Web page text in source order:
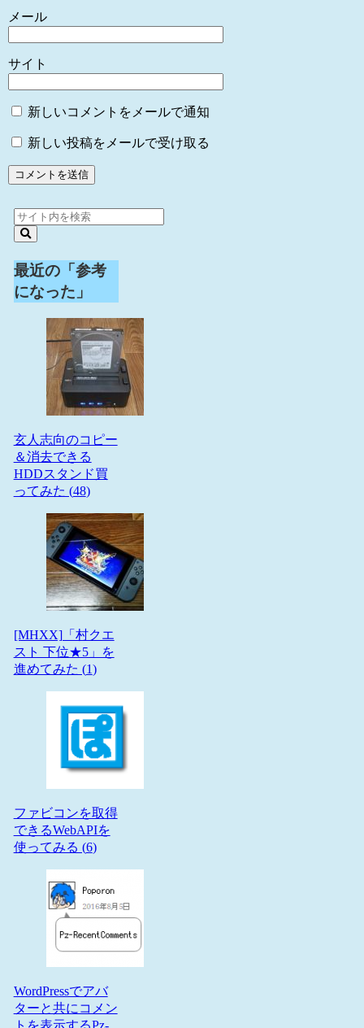
メール
サイト
新しいコメントをメールで通知
新しい投稿をメールで受け取る
最近の「参考
になった」
玄人志向のコピー
＆消去できる
HDDスタンド買
ってみた (48)
[MHXX]「村クエ
スト 下位★5」を
進めてみた (1)
ファビコンを取得
できるWebAPIを
使ってみる (6)
WordPressでアバ
ターと共にコメン
トを表示するPz-